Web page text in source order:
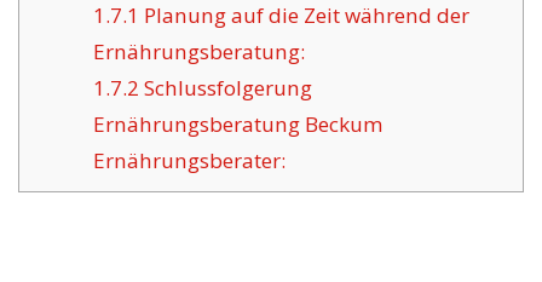
1.7.1 Planung auf die Zeit während der
Ernährungsberatung:
1.7.2 Schlussfolgerung
Ernährungsberatung Beckum
Ernährungsberater: